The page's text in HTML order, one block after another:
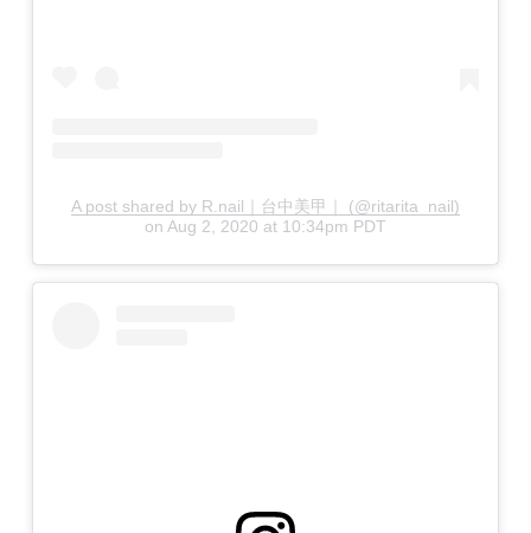
A post shared by R.nail｜台中美甲｜ (@ritarita_nail)
on Aug 2, 2020 at 10:34pm PDT